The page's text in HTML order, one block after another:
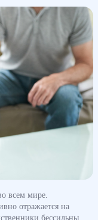
всем мире.
отражается на
бессильны